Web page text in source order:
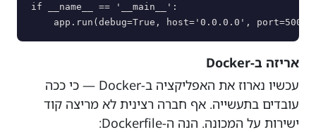
if __name__ == '__main__':
    app.run(debug=True, host='0.0.0.0', port=5000)
אריזה ב-Docker
עכשיו נארוז את האפליקציה ב-Docker — כי ככה
עובדים בתעשייה. אף חברה רצינית לא מריצה קוד
ישירות על המכונה. הנה ה-Dockerfile: